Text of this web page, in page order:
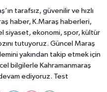
tarafsız, güvenilir ve hızlı
haber, K.Maraş haberleri,
siyaset, ekonomi, spor, kültür
tutuyoruz. Güncel Maraş
yakından takip etmek için
bilgilerle Kahramanmaraş
ediyoruz. Test